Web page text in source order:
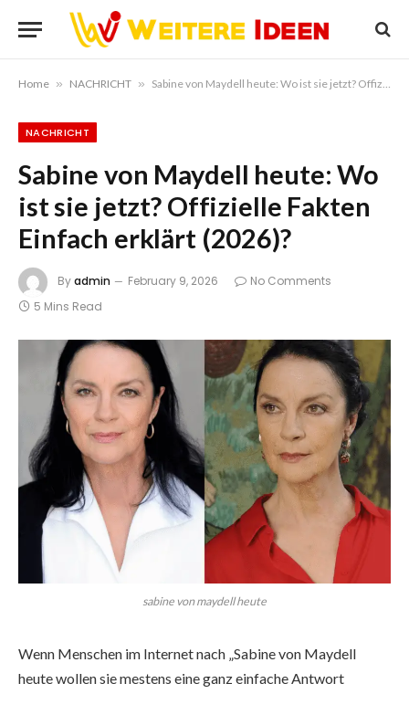
Home » NACHRICHT » Sabine von Maydell heute: Wo ist sie jetzt? Offizielle Fakten Einfach erklärt (2026)?
NACHRICHT
Sabine von Maydell heute: Wo
ist sie jetzt? Offizielle Fakten
Einfach erklärt (2026)?
Byadmin February 9, 2026
No Comments
5 Mins Read
sabine von maydell heute
Wenn Menschen im Internet nach „Sabine von Maydell
heute wollen sie mestens eine ganz einfache Antwort